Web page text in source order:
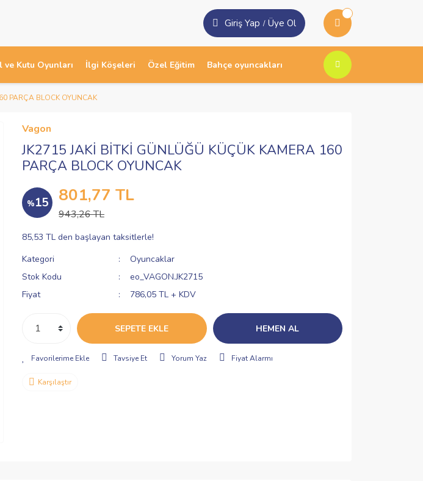
Giriş Yap / Üye Ol
ve Kutu Oyunları İlgi Köşeleri Özel Eğitim Bahçe oyuncakları
PARÇA BLOCK OYUNCAK
Vagon
JK2715 JAKİ BİTKİ GÜNLÜĞÜ KÜÇÜK KAMERA 160
PARÇA BLOCK OYUNCAK
%15 801,77 TL
943,26 TL
85,53 TL den başlayan taksitlerle!
Kategori
Oyuncaklar
Stok Kodu
eo_VAGON.JK2715
Fiyat
786,05 TL + KDV
SEPETE EKLE HEMEN AL
Tavsiye Et Yorum Yaz Fiyat Alarmı
Karşılaştır